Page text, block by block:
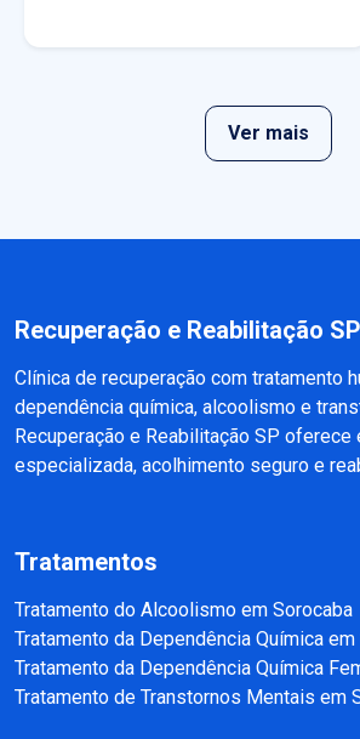
Ver mais
Recuperação e Reabilitação SP
Clínica de recuperação com tratamento
dependência química, alcoolismo e
Recuperação e Reabilitação SP oferece
especializada, acolhimento seguro e
Tratamentos
Tratamento do Alcoolismo em Sorocaba
Tratamento da Dependência Química
Tratamento da Dependência Química
Tratamento de Transtornos Mentais em